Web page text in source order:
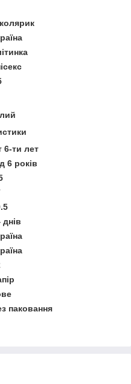
6-ти лет
6 років
днів
паковання